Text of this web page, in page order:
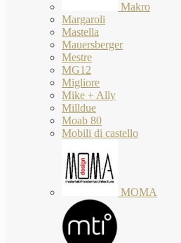
Makro
Margaroli
Mastella
Mauersberger
Mestre
MG12
Migliore
Mike + Ally
Milldue
Moab 80
Mobili di castello
MOMA